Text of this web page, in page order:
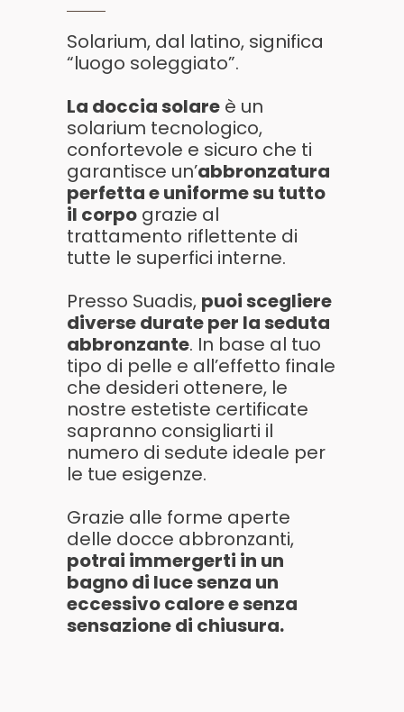
Solarium, dal latino, significa
“luogo soleggiato”.
La doccia solare è un
solarium tecnologico,
confortevole e sicuro che ti
garantisce un’abbronzatura
perfetta e uniforme su tutto
il corpo grazie al
trattamento riflettente di
tutte le superfici interne.
Presso Suadis, puoi scegliere
diverse durate per la seduta
abbronzante. In base al tuo
tipo di pelle e all’effetto finale
che desideri ottenere, le
nostre estetiste certificate
sapranno consigliarti il
numero di sedute ideale per
le tue esigenze.
Grazie alle forme aperte
delle docce abbronzanti,
potrai immergerti in un
bagno di luce senza un
eccessivo calore e senza
sensazione di chiusura.